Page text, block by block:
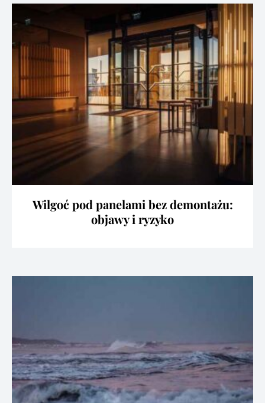
Wilgoć pod panelami bez demontażu:
objawy i ryzyko